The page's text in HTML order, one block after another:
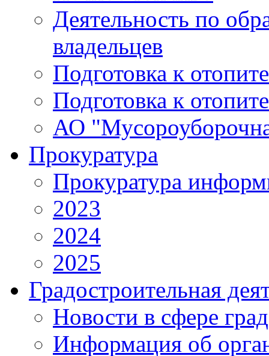
Деятельность по
владельцев
Подготовка к
Подготовка к
АО
Прокуратура
Прокуратура
2023
2024
2025
Градостроительная
Новости в сфере
Информация об